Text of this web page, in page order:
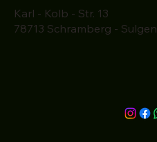
Karl - Kolb - Str. 13
78713 Schramberg - Sulgen